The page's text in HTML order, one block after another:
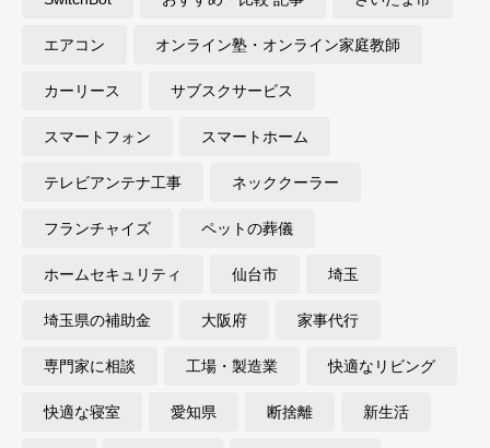
エアコン オンライン塾・オンライン家庭教師
カーリース サブスクサービス
スマートフォン スマートホーム
テレビアンテナ工事 ネッククーラー
フランチャイズ ペットの葬儀
ホームセキュリティ 仙台市 埼玉
埼玉県の補助金 大阪府 家事代行
専門家に相談 工場・製造業 快適なリビング
快適な寝室 愛知県 断捨離 新生活